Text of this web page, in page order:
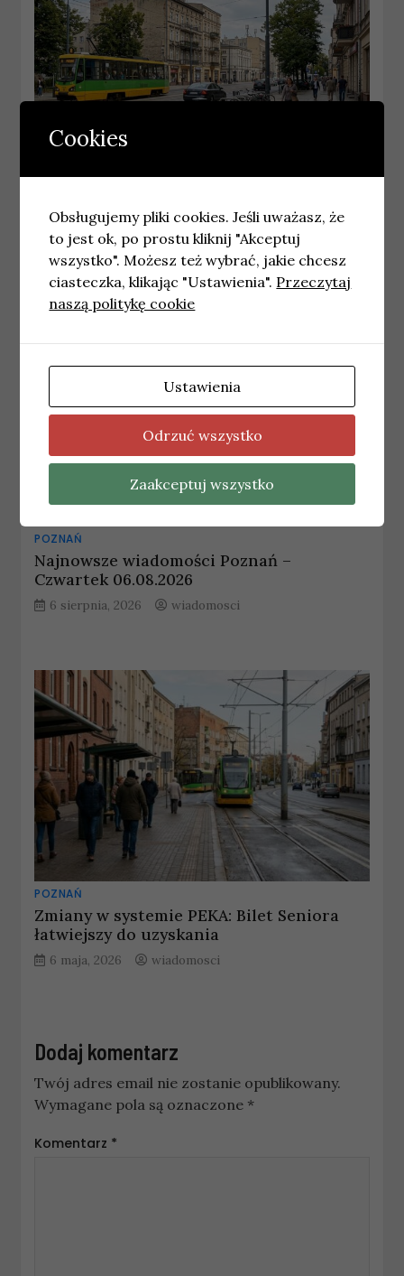
Poznań udostępnia narzędzie do
monitorowania zmian klimatu
4 kwietnia, 2026 wiadomosci
POZNAŃ
Najnowsze wiadomości Poznań –
Czwartek 06.08.2026
6 sierpnia, 2026 wiadomosci
POZNAŃ
Zmiany w systemie PEKA: Bilet Seniora
łatwiejszy do uzyskania
6 maja, 2026 wiadomosci
Dodaj komentarz
Twój adres email nie zostanie opublikowany.
Wymagane pola są oznaczone *
Komentarz *
Cookies
Obsługujemy pliki cookies. Jeśli uważasz, że
to jest ok, po prostu kliknij "Akceptuj
wszystko". Możesz też wybrać, jakie chcesz
ciasteczka, klikając "Ustawienia". Przeczytaj
naszą politykę cookie
Ustawienia
Odrzuć wszystko
Zaakceptuj wszystko